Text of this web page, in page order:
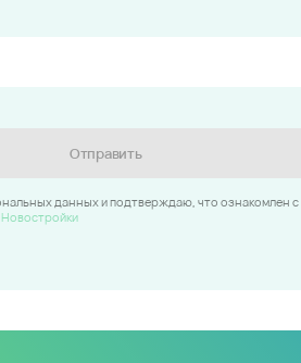
Отправить
данных и подтверждаю, что ознакомлен c